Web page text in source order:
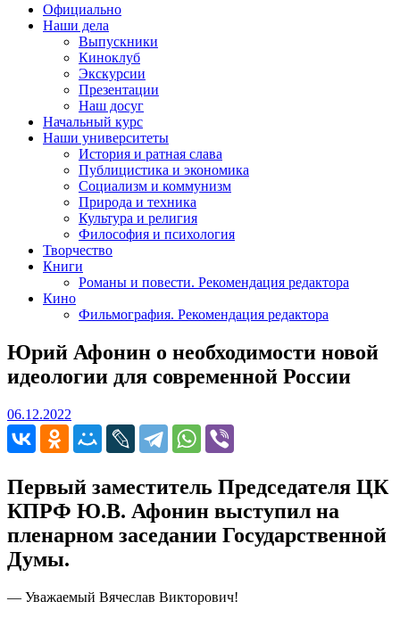
Официально
Наши дела
Выпускники
Киноклуб
Экскурсии
Презентации
Наш досуг
Начальный курс
Наши университеты
История и ратная слава
Публицистика и экономика
Социализм и коммунизм
Природа и техника
Культура и религия
Философия и психология
Творчество
Книги
Романы и повести. Рекомендация редактора
Кино
Фильмография. Рекомендация редактора
Юрий Афонин о необходимости новой
идеологии для современной России
06.12.2022
Первый заместитель Председателя ЦК
КПРФ Ю.В. Афонин выступил на
пленарном заседании Государственной
Думы.
— Уважаемый Вячеслав Викторович!